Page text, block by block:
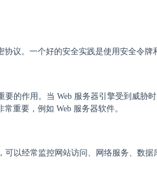
议。一个好的安全实践是使用安全令牌
要的作用。当 Web 服务器引擎受到威胁
重要，例如 Web 服务器软件。
以经常监控网站访问、网络服务、数据